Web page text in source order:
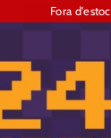
Fora d'estoc